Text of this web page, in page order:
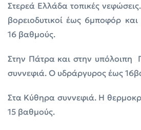
Στερεά Ελλάδα τοπικές
βορειοδυτικοί έως 6μποφόρ
16 βαθμούς.
Στην Πάτρα και στην υπόλοιπη
συννεφιά. Ο υδράργυρος έως
Στα Κύθηρα συννεφιά. Η
15 βαθμούς.